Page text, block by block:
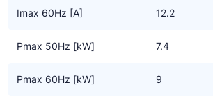
Imax 60Hz [A] 12.2
Pmax 50Hz [kW] 7.4
Pmax 60Hz [kW] 9